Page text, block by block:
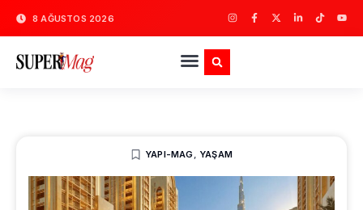
8 AĞUSTOS 2026
YAPI-MAG, YAŞAM